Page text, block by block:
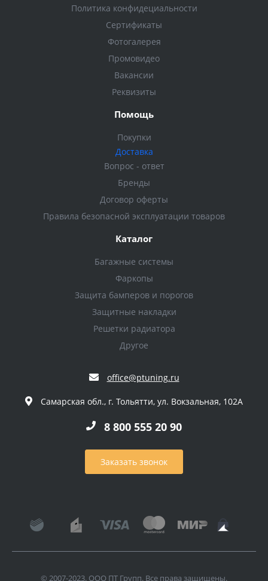
Политика конфидециальности
Сертификаты
Фотогалерея
Промовидео
Вакансии
Реквизиты
Помощь
Покупки
Доставка
Вопрос - ответ
Бренды
Договор оферты
Правила безопасной эксплуатации товаров
Каталог
Багажные системы
Фаркопы
Защита бамперов и порогов
Защитные накладки
Решетки радиатора
Другое
office@ptuning.ru
Самарская обл., г. Тольятти, ул. Вокзальная, 102А
8 800 555 20 90
Заказать звонок
© 2007-2023. ООО ПТ Групп. Все права защищены.